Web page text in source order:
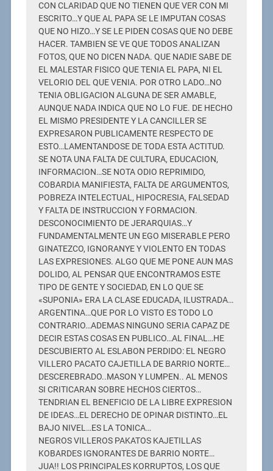
CON CLARIDAD QUE NO TIENEN QUE VER CON MI
ESCRITO…Y QUE AL PAPA SE LE IMPUTAN COSAS
QUE NO HIZO…Y SE LE PIDEN COSAS QUE NO DEBE
HACER. TAMBIEN SE VE QUE TODOS ANALIZAN
FOTOS, QUE NO DICEN NADA. QUE NADIE SABE DE
EL MALESTAR FISICO QUE TENIA EL PAPA, NI EL
VELORIO DEL QUE VENIA. POR OTRO LADO…NO
TENIA OBLIGACION ALGUNA DE SER AMABLE,
AUNQUE NADA INDICA QUE NO LO FUE. DE HECHO
EL MISMO PRESIDENTE Y LA CANCILLER SE
EXPRESARON PUBLICAMENTE RESPECTO DE
ESTO…LAMENTANDOSE DE TODA ESTA ACTITUD.
SE NOTA UNA FALTA DE CULTURA, EDUCACION,
INFORMACION…SE NOTA ODIO REPRIMIDO,
COBARDIA MANIFIESTA, FALTA DE ARGUMENTOS,
POBREZA INTELECTUAL, HIPOCRESIA, FALSEDAD
Y FALTA DE INSTRUCCION Y FORMACION.
DESCONOCIMIENTO DE JERARQUIAS…Y
FUNDAMENTALMENTE UN EGO MISERABLE PERO
GINATEZCO, IGNORANYE Y VIOLENTO EN TODAS
LAS EXPRESIONES. ALGO QUE ME PONE AUN MAS
DOLIDO, AL PENSAR QUE ENCONTRAMOS ESTE
TIPO DE GENTE Y SOCIEDAD, EN LO QUE SE
«SUPONIA» ERA LA CLASE EDUCADA, ILUSTRADA…
ARGENTINA…QUE POR LO VISTO ES TODO LO
CONTRARIO…ADEMAS NINGUNO SERIA CAPAZ DE
DECIR ESTAS COSAS EN PUBLICO…AL FINAL…HE
DESCUBIERTO AL ESLABON PERDIDO: EL NEGRO
VILLERO PACATO CAJETILLA DE BARRIO NORTE…
DESCEREBRADO..MASON Y LUMPEN.. AL MENOS
SI CRITICARAN SOBRE HECHOS CIERTOS…
TENDRIAN EL BENEFICIO DE LA LIBRE EXPRESION
DE IDEAS…EL DERECHO DE OPINAR DISTINTO…EL
BAJO NIVEL…ES LA TONICA…
NEGROS VILLEROS PAKATOS KAJETILLAS
KOBARDES IGNORANTES DE BARRIO NORTE…
JUA!! LOS PRINCIPALES KORRUPTOS, LOS QUE